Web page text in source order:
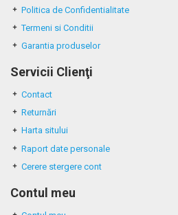
Politica de Confidentialitate
Termeni si Conditii
Garantia produselor
Servicii Clienţi
Contact
Returnări
Harta sitului
Raport date personale
Cerere stergere cont
Contul meu